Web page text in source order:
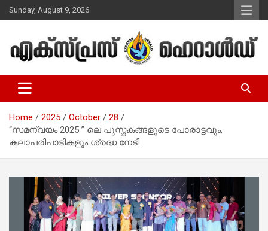
Skip
to
Sunday, August 9, 2026
Express Herald – Malayalam
Christian News
Home 2025 October
28
“സമന്വയം 2025 ” ലെ പുസ്തകങ്ങളുടെ പോരാട്ടവും,
കലാപരിപാടികളും ശ്രദ്ധ നേടി